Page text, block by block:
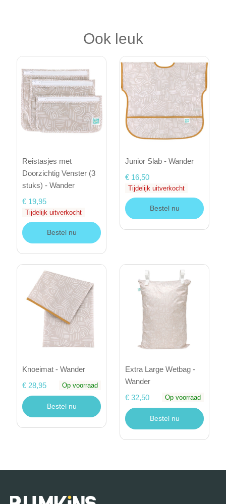
Ook leuk
Reistasjes met
Doorzichtig Venster (3
stuks) - Wander
€ 19,95
Tijdelijk uitverkocht
Bestel nu
Junior Slab - Wander
€ 16,50
Tijdelijk uitverkocht
Bestel nu
Knoeimat - Wander
€ 28,95
Op voorraad
Bestel nu
Extra Large Wetbag -
Wander
€ 32,50
Op voorraad
Bestel nu